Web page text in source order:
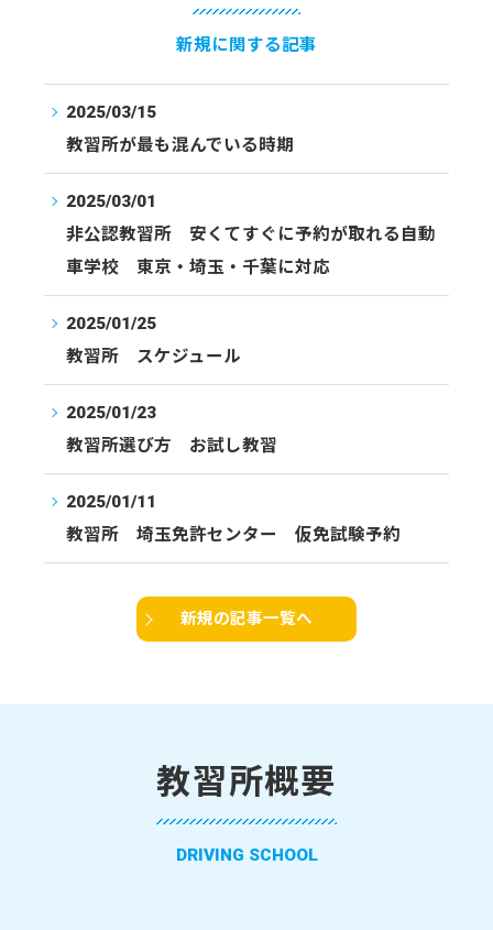
新規に関する記事
2025/03/15
教習所が最も混んでいる時期
2025/03/01
非公認教習所 安くてすぐに予約が取れる自動
車学校 東京・埼玉・千葉に対応
2025/01/25
教習所 スケジュール
2025/01/23
教習所選び方 お試し教習
2025/01/11
教習所 埼玉免許センター 仮免試験予約
新規の記事一覧へ
教習所概要
DRIVING SCHOOL